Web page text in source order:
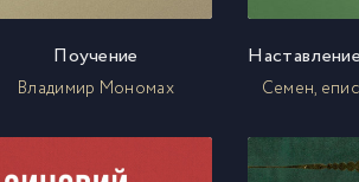
Поучение
Владимир Мономах Семен,